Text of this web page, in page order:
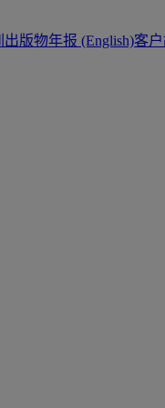
出版物年报 (English)客